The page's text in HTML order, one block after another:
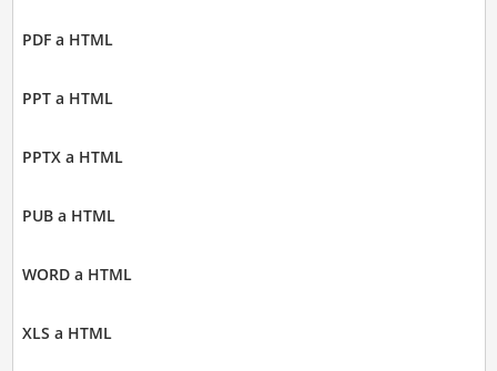
PDF a HTML
PPT a HTML
PPTX a HTML
PUB a HTML
WORD a HTML
XLS a HTML